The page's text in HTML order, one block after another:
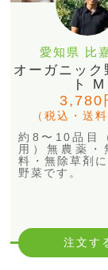
愛知県 比
オーガニック
ト M
3,780
（税込・送
約8〜10品目
用）無農薬・
料・無除草剤
野菜です。
注文す